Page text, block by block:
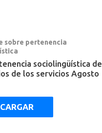
sobre pertenencia
sociolingüística de
de los servicios Agosto